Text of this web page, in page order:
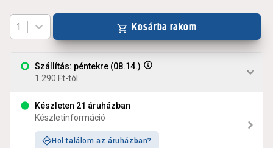
Szállítás: péntekre (08.14.)
1.290 Ft-tól
Készleten 21 áruházban
Készletinformáció
Hol találom az áruházban?
1 Kosárba rakom